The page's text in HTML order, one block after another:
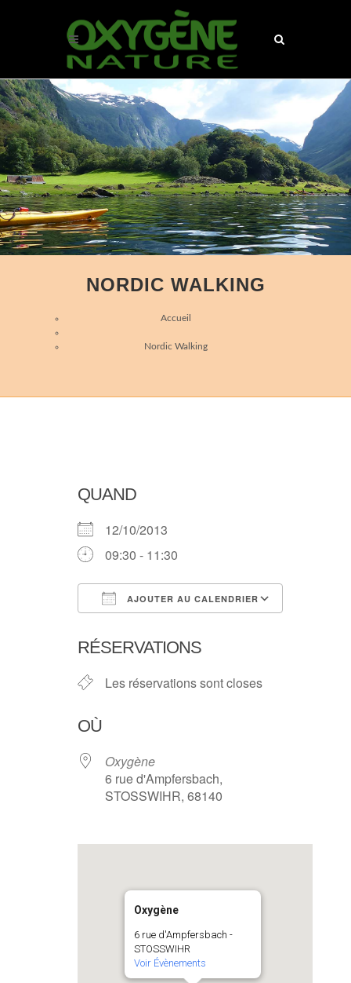
NORDIC WALKING
Accueil
Nordic Walking
QUAND
12/10/2013
09:30 - 11:30
AJOUTER AU CALENDRIER
RÉSERVATIONS
Les réservations sont closes
OÙ
Oxygène
6 rue d'Ampfersbach,
STOSSWIHR, 68140
Oxygène
6 rue d'Ampfersbach -
STOSSWIHR
Voir Évènements